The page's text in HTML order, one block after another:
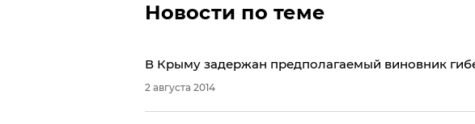
Новости по теме
В Крыму задержан предполагаемый виновник
2 августа 2014